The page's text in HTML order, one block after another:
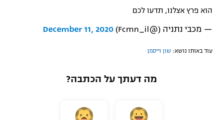
הוא פרץ אצלנו, תדעו לכם
— מכבי נתניה (@Fcmn_il) December 11, 2020
עוד באותו נושא: שון וייסמן
מה דעתך על הכתבה?